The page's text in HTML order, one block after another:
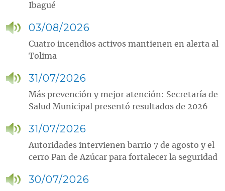
Ibagué
03/08/2026
Cuatro incendios activos mantienen en alerta al
Tolima
31/07/2026
Más prevención y mejor atención: Secretaría de
Salud Municipal presentó resultados de 2026
31/07/2026
Autoridades intervienen barrio 7 de agosto y el
cerro Pan de Azúcar para fortalecer la seguridad
30/07/2026